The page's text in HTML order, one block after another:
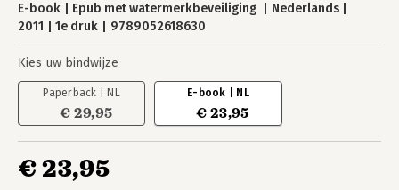
E-book Epub met watermerkbeveiliging
Nederlands
2011
1e druk 9789052618630
Kies uw bindwijze
Paperback | NL
€ 29,95
E-book | NL
€ 23,95
€ 23,95